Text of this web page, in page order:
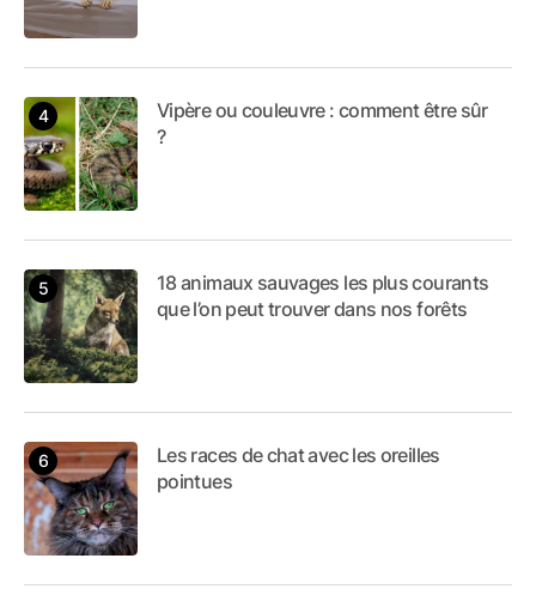
Vipère ou couleuvre : comment être sûr
?
18 animaux sauvages les plus courants
que l’on peut trouver dans nos forêts
Les races de chat avec les oreilles
pointues